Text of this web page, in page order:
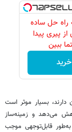
راه حل ساده
پیری پیدا
ببین
بسیار موثر است
می‌دهد و زمینه‌ساز
قابل‌توجهی موجب